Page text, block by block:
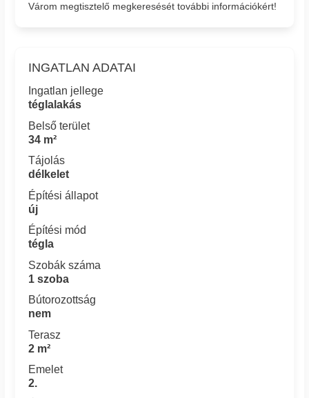
Várom megtisztelő megkeresését további információkért!
INGATLAN ADATAI
Ingatlan jellege
téglalakás
Belső terület
34 m²
Tájolás
délkelet
Építési állapot
új
Építési mód
tégla
Szobák száma
1 szoba
Bútorozottság
nem
Terasz
2 m²
Emelet
2.